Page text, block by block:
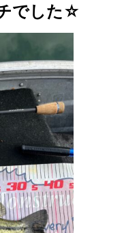
でした☆